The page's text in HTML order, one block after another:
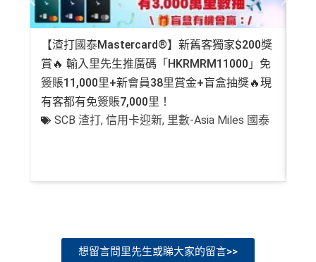
【渣打國泰Mastercard®】新舊客獨家$200獎
賞🔥 輸入里先生推廣碼「HKRMRM11000」免
簽賬11,000里+新會員38里賞金+盲盒抽獎🔥現
有客都有免簽賬7,000里！
SCB 渣打,信用卡迎新, 里數-Asia Miles 國泰
想留言問里先生或睇大家的留言>>